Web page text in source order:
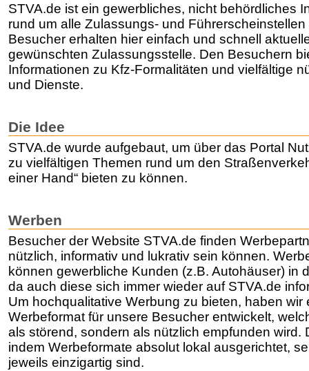
STVA.de ist ein gewerbliches, nicht behördliches
rund um alle Zulassungs- und
Besucher erhalten hier einfach und schnell
gewünschten Zulassungsstelle. Den Besuchern
Informationen zu Kfz-Formalitäten und vielfältige
und Dienste.
Die Idee
STVA.de wurde aufgebaut, um über das Portal
zu vielfältigen Themen rund um den
einer Hand“ bieten zu können.
Werben
Besucher der Website STVA.de finden
nützlich, informativ und lukrativ sein können.
können gewerbliche Kunden (z.B. Autohäuser) in
da auch diese sich immer wieder auf STVA.de
Um hochqualitative Werbung zu bieten, haben wir
Werbeformat für unsere Besucher entwickelt,
als störend, sondern als nützlich empfunden wird.
indem Werbeformate absolut lokal ausgerichtet,
jeweils einzigartig sind.